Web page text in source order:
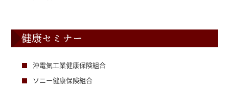
健康セミナー
沖電気工業健康保険組合
ソニー健康保険組合